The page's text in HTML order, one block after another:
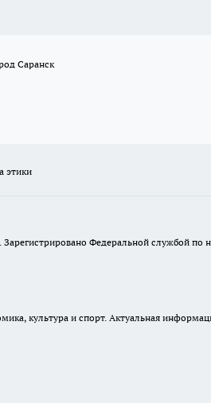
Саранск
этики
Федеральной службой
культура и спорт. Актуальная